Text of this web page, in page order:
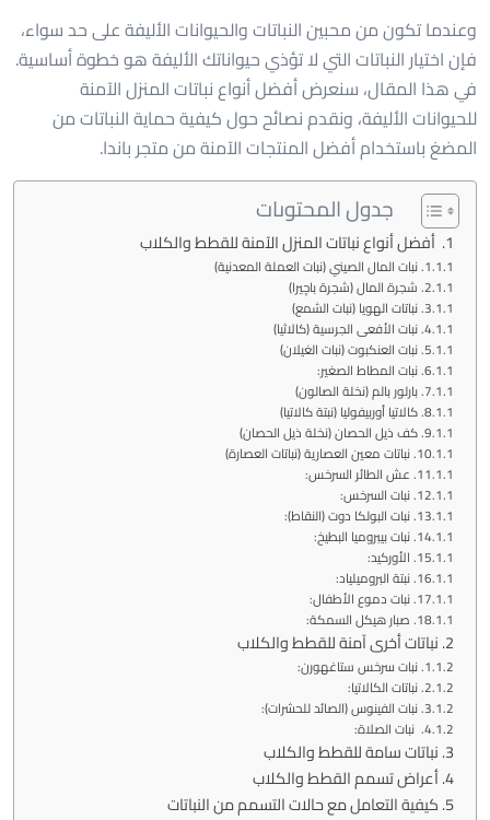
وعندما تكون من محبين النباتات والحيوانات الأليفة على حد سواء،
فإن اختيار النباتات التي لا تؤذي حيواناتك الأليفة هو خطوة أساسية.
في هذا المقال، سنعرض أفضل أنواع نباتات المنزل الآمنة
للحيوانات الأليفة، ونقدم نصائح حول كيفية حماية النباتات من
المضغ باستخدام أفضل المنتجات الآمنة من متجر باندا.
جدول المحتوىات
أفضل أنواع نباتات المنزل الآمنة للقطط والكلاب
نبات المال الصيني (نبات العملة المعدنية)
شجرة المال (شجرة باچيرا)
نباتات الهويا (نبات الشمع)
نبات الأفعى الجرسية (كالاثيا)
نبات العنكبوت (نبات الغيلان)
نبات المطاط الصغير:
بارلور بالم (نخلة الصالون)
كالاتيا أوربيفوليا (نبتة كالاتيا)
كف ذيل الحصان (نخلة ذيل الحصان)
نباتات معين العصارية (نباتات العصارة)
عش الطائر السرخس:
نبات السرخس:
نبات البولكا دوت (النقاط):
نبات بيبروميا البطيخ:
الأوركيد:
نبتة البروميلياد:
نبات دموع الأطفال:
صبار هيكل السمكة:
نباتات أخرى آمنة للقطط والكلاب
نبات سرخس ستاغهورن:
نباتات الكالاتيا:
نبات الفينوس (الصائد للحشرات):
نبات الصلاة:
نباتات سامة للقطط والكلاب
أعراض تسمم القطط والكلاب
كيفية التعامل مع حالات التسمم من النباتات